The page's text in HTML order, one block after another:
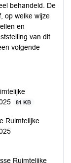
behandeld. De
op welke wijze
en
van dit
volgende
81 KB
Ruimtelijke
Ruimtelijke